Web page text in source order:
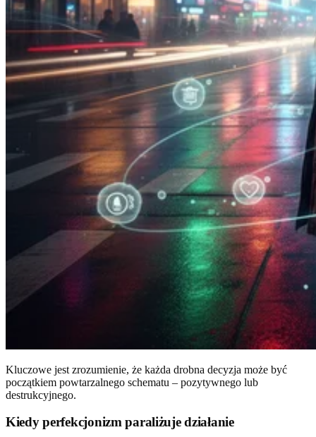
Kluczowe jest zrozumienie, że każda drobna decyzja może być
początkiem powtarzalnego schematu – pozytywnego lub
destrukcyjnego.
Kiedy perfekcjonizm paraliżuje działanie